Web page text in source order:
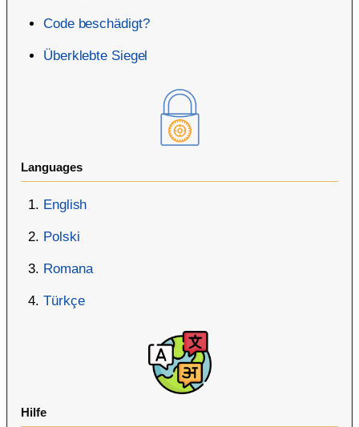
Code beschädigt?
Überklebte Siegel
Languages
English
Polski
Romana
Türkçe
Hilfe